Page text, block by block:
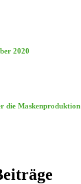
2020
die Maskenproduktion